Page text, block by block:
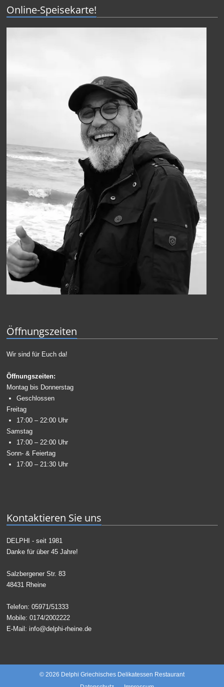
Online-Speisekarte!
Öffnungszeiten
Wir sind für Euch da!
Öffnungszeiten:
Montag bis Donnerstag
Geschlossen
Freitag
17:00 – 22:00 Uhr
Samstag
17:00 – 22:00 Uhr
Sonn- & Feiertag
17:00 – 21:30 Uhr
Kontaktieren Sie uns
DELPHI - seit 1981
Danke für über 45 Jahre!
Salzbergener Str. 83
48431 Rheine
Telefon: 05971/51333
Mobile: 0174/2002222
E-Mail:info@delphi-rheine.de
© 2026 Delphi Griechisches Delikatessen Restaurant